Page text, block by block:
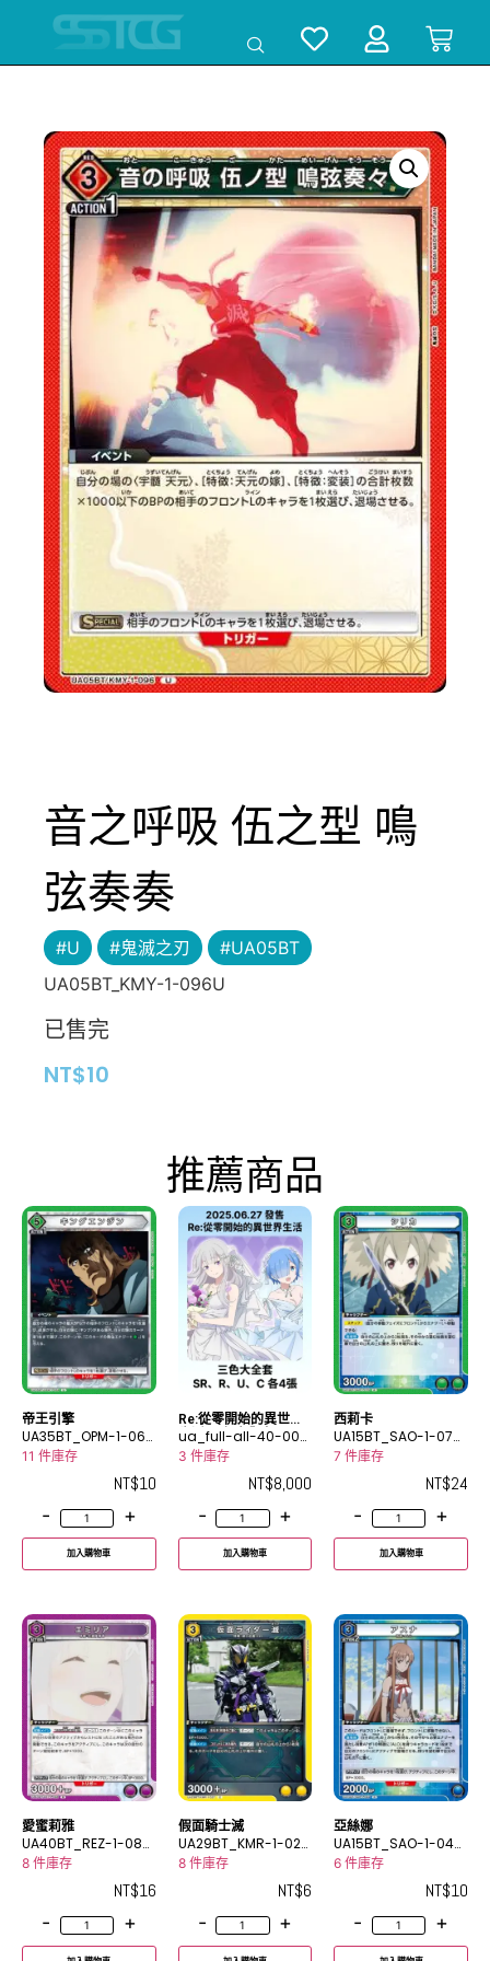
音之呼吸 伍之型 鳴
弦奏奏
#U #鬼滅之刃
#UA05BT
UA05BT_KMY-1-096U
已售完
NT$10
推薦商品
帝王引擎
UA35BT_OPM-1-064
U
11 件庫存
NT$10
-
+
加入購物車
Re:從零開始的異世界
生活 三色大全套
ua_full-all-40-000
0
3 件庫存
NT$8,000
-
+
加入購物車
西莉卡
UA15BT_SAO-1-075
R
7 件庫存
NT$24
-
+
加入購物車
愛蜜莉雅
UA40BT_REZ-1-088
R
8 件庫存
NT$16
-
+
假面騎士滅
UA29BT_KMR-1-027
C
8 件庫存
NT$6
-
+
亞絲娜
UA15BT_SAO-1-049
R
6 件庫存
NT$10
-
+